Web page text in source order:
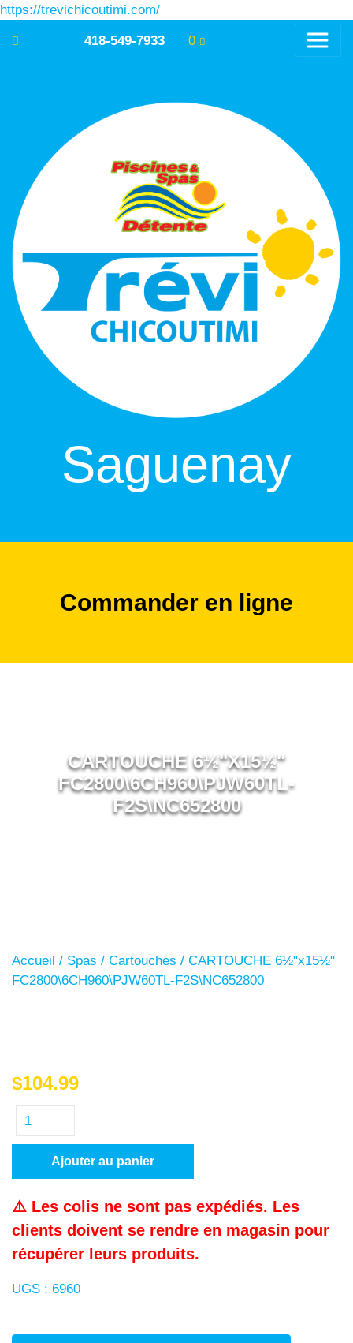
https://trevichicoutimi.com/
418-549-7933 0
Saguenay
Commander en ligne
CARTOUCHE 6½"X15½"
FC2800\6CH960\PJW60TL-
F2S\NC652800
Accueil / Spas / Cartouches / CARTOUCHE 6½"x15½"
FC2800\6CH960\PJW60TL-F2S\NC652800
$104.99
Ajouter au panier
⚠️ Les colis ne sont pas expédiés. Les
clients doivent se rendre en magasin pour
récupérer leurs produits.
UGS : 6960